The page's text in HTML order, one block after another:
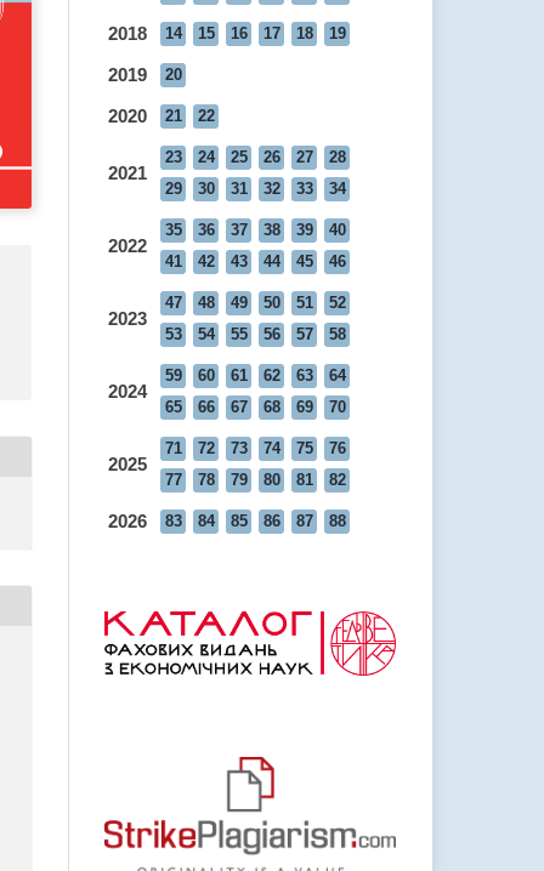
2018 14 15 16 17 18 19
2019 20
2020 21 22
2021
23 24 25 26 27
28
29
30 31 32 33 34
2022
35 36 37 38 39
40
41
42 43 44 45 46
2023
47 48 49 50 51
52
53
54 55 56 57 58
2024
59 60 61 62 63
64
65
66 67 68 69 70
2025
71 72 73 74 75
76
77
78 79 80 81 82
2026 83 84 85 86 87 88